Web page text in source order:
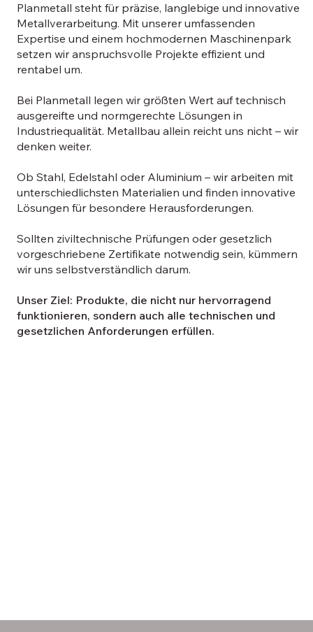
Planmetall steht für präzise, langlebige und innovative
Metallverarbeitung. Mit unserer umfassenden
Expertise und einem hochmodernen Maschinenpark
setzen wir anspruchsvolle Projekte effizient und
rentabel um.
Bei Planmetall legen wir größten Wert auf technisch
ausgereifte und normgerechte Lösungen in
Industriequalität. Metallbau allein reicht uns nicht – wir
denken weiter.
Ob Stahl, Edelstahl oder Aluminium – wir arbeiten mit
unterschiedlichsten Materialien und finden innovative
Lösungen für besondere Herausforderungen.
Sollten ziviltechnische Prüfungen oder gesetzlich
vorgeschriebene Zertifikate notwendig sein, kümmern
wir uns selbstverständlich darum.
Unser Ziel: Produkte, die nicht nur hervorragend
funktionieren, sondern auch alle technischen und
gesetzlichen Anforderungen erfüllen.